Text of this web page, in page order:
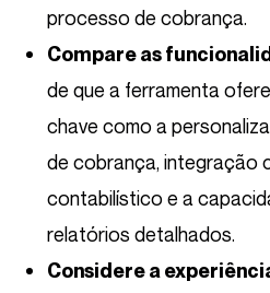
processo de cobrança.
Compare as
de que a ferramenta
chave como a
de cobrança, integração
contabilístico e a
relatórios detalhados.
Considere a